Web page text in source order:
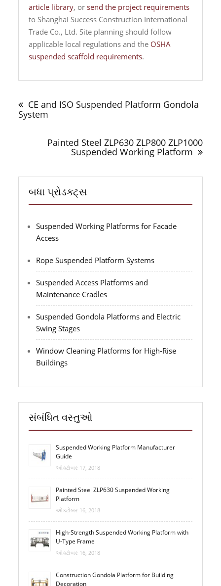
article library, or send the project requirements
to Shanghai Success Construction International
Trade Co., Ltd. Site planning should follow
applicable local regulations and the OSHA
suspended scaffold requirements.
CE and ISO Suspended Platform Gondola
System
Painted Steel ZLP630 ZLP800 ZLP1000
Suspended Working Platform
બધા પ્રોડક્ટ્સ
Suspended Working Platforms for Facade
Access
Rope Suspended Platform Systems
Suspended Access Platforms and
Maintenance Cradles
Suspended Gondola Platforms and Electric
Swing Stages
Window Cleaning Platforms for High-Rise
Buildings
સંબંધિત વસ્તુઓ
Suspended Working Platform Manufacturer
Guide
ઓક્ટોબર 17, 2018
Painted Steel ZLP630 Suspended Working
Platform
ઓક્ટોબર 16, 2018
High-Strength Suspended Working Platform with
U-Type Frame
ઓક્ટોબર 16, 2018
Construction Gondola Platform for Building
Decoration